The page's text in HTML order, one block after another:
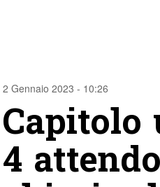
2 Gennaio 2023 - 10:26
Capitolo
4